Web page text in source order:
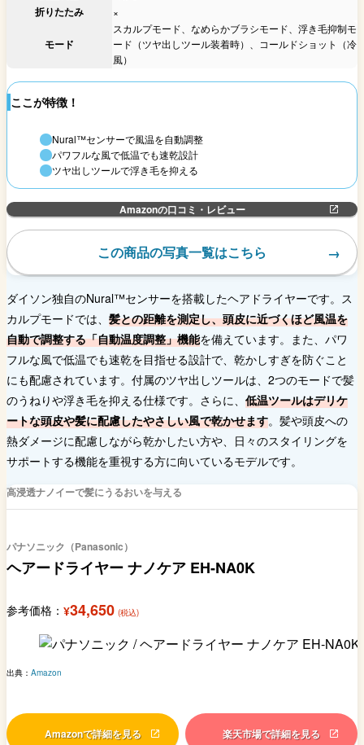
折りたたみ ×
モード
スカルプモード、なめらかブラシモード、浮き毛抑制モ
ード（ツヤ出しツール装着時）、コールドショット（冷
風）
ここが特徴！
Nural™センサーで風温を自動調整
パワフルな風で低温でも速乾設計
ツヤ出しツールで浮き毛を抑える
Amazonの口コミ・レビュー
この商品の写真一覧はこちら
ダイソン独自のNural™センサーを搭載したヘアドライヤーです。ス
カルプモードでは、 髪との距離を測定し、頭皮に近づくほど風温を
自動で調整する「自動温度調整」機能を備えています。また、パワ
フルな風で低温でも速乾を目指せる設計で、乾かしすぎを防ぐこと
にも配慮されています。付属のツヤ出しツールは、2つのモードで髪
のうねりや浮き毛を抑える仕様です。さらに、 低温ツールはデリケ
ートな頭皮や髪に配慮したやさしい風で乾かせます。髪や頭皮への
熱ダメージに配慮しながら乾かしたい方や、日々のスタイリングを
サポートする機能を重視する方に向いているモデルです。
高浸透ナノイーで髪にうるおいを与える
パナソニック（Panasonic）
ヘアードライヤー ナノケア EH-NA0K
参考価格： ¥34,650 (税込)
出典： Amazon
Amazonで詳細を見る 楽天市場で詳細を見る